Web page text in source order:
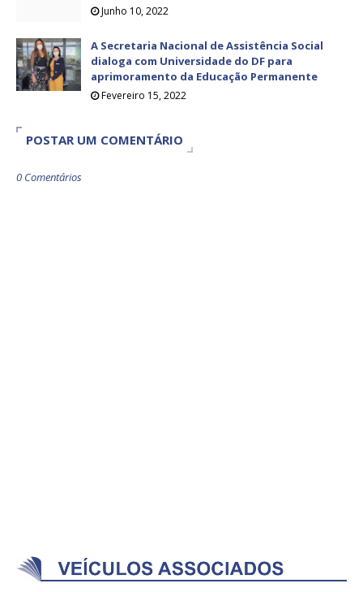
Junho 10, 2022
A Secretaria Nacional de Assistência Social
dialoga com Universidade do DF para
aprimoramento da Educação Permanente
Fevereiro 15, 2022
POSTAR UM COMENTÁRIO
0 Comentários